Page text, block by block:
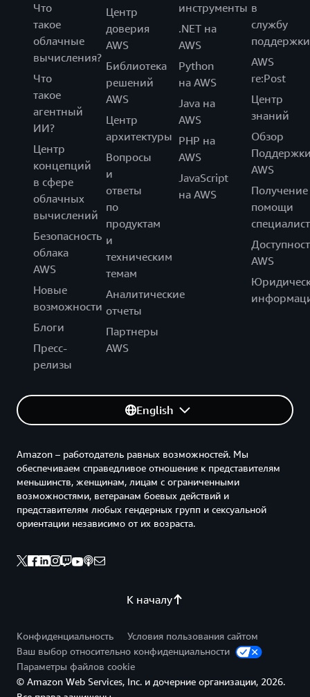
Что
такое
облачные
вычисления?
Что
такое
агентный
ИИ?
Центр
концепций
в сфере
облачных
вычислений
Безопасность
облака
AWS
Новые
возможности
Блоги
Пресс-
релизы
Центр
доверия
AWS
Библиотека
решений
AWS
Центр
архитектуры
Вопросы
и
ответы
по
продуктам
и
техническим
темам
Аналитические
отчеты
Партнеры
AWS
инструменты
.NET на
AWS
Python
на AWS
Java на
AWS
PHP на
AWS
JavaScript
на AWS
в
службу
поддержки
AWS
re:Post
Центр
знаний
Обзор
AWS
Получение
помощи
AWS
English
К началу
Amazon – работодатель равных возможностей. Мы
обеспечиваем справедливое отношение к представителям
меньшинств, женщинам, лицам с ограниченными
возможностями, ветеранам боевых действий и
представителям любых гендерных групп и сексуальной
ориентации независимо от их возраста.
Конфиденциальность
Условия пользования сайтом
Ваш выбор относительно конфиденциальности
Параметры файлов cookie
© Amazon Web Services, Inc. и дочерние организации, 2026.